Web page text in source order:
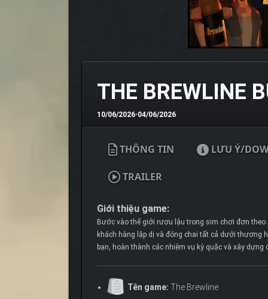
THE BREWLINE
10/06/2026•04/06/2026
THÔNG TIN LƯU Ý/
TRAILER
Giới thiệu game:
Bước vào thế giới rượu lậu trong sim chơi đơn
khách hàng lập dị và đóng chai tất cả dưới thương
bạn, hoàn thành các nhiệm vụ kỳ quặc và xây dựng
Tên game: The Brewline